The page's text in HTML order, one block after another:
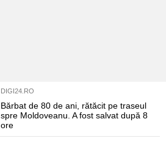
DIGI24.RO
Bărbat de 80 de ani, rătăcit pe traseul
spre Moldoveanu. A fost salvat după 8
ore